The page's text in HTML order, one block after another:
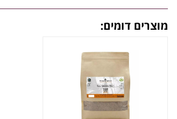
מוצרים דומים: